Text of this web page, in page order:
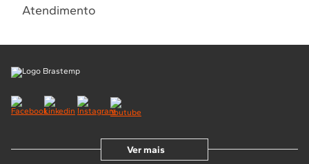
Atendimento
Ver mais